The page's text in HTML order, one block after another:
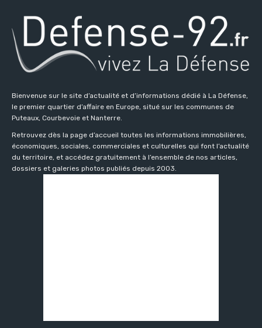
Bienvenue sur le site d’actualité et d’informations dédié à La Défense,
le premier quartier d’affaire en Europe, situé sur les communes de
Puteaux, Courbevoie et Nanterre.
Retrouvez dès la page d’accueil toutes les informations immobilières,
économiques, sociales, commerciales et culturelles qui font l’actualité
du territoire, et accédez gratuitement à l’ensemble de nos articles,
dossiers et galeries photos publiés depuis 2003.